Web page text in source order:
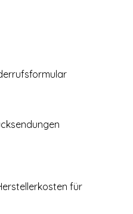
für